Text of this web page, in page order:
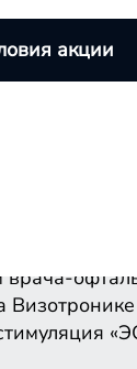
Визотронике
Визотронике
акции